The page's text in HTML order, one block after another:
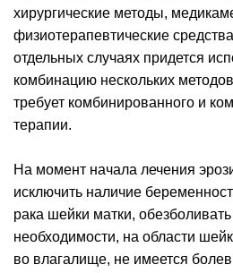
хирургические методы,
физиотерапевтические
отдельных случаях придется
комбинацию нескольких
требует комбинированного и
терапии.
На момент начала лечения
исключить наличие
рака шейки матки,
необходимости, на области
во влагалище, не имеется